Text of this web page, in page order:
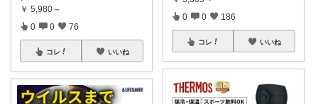
￥ 5,980～
0 0 76
コレ いいね
0 0 186
コレ いいね